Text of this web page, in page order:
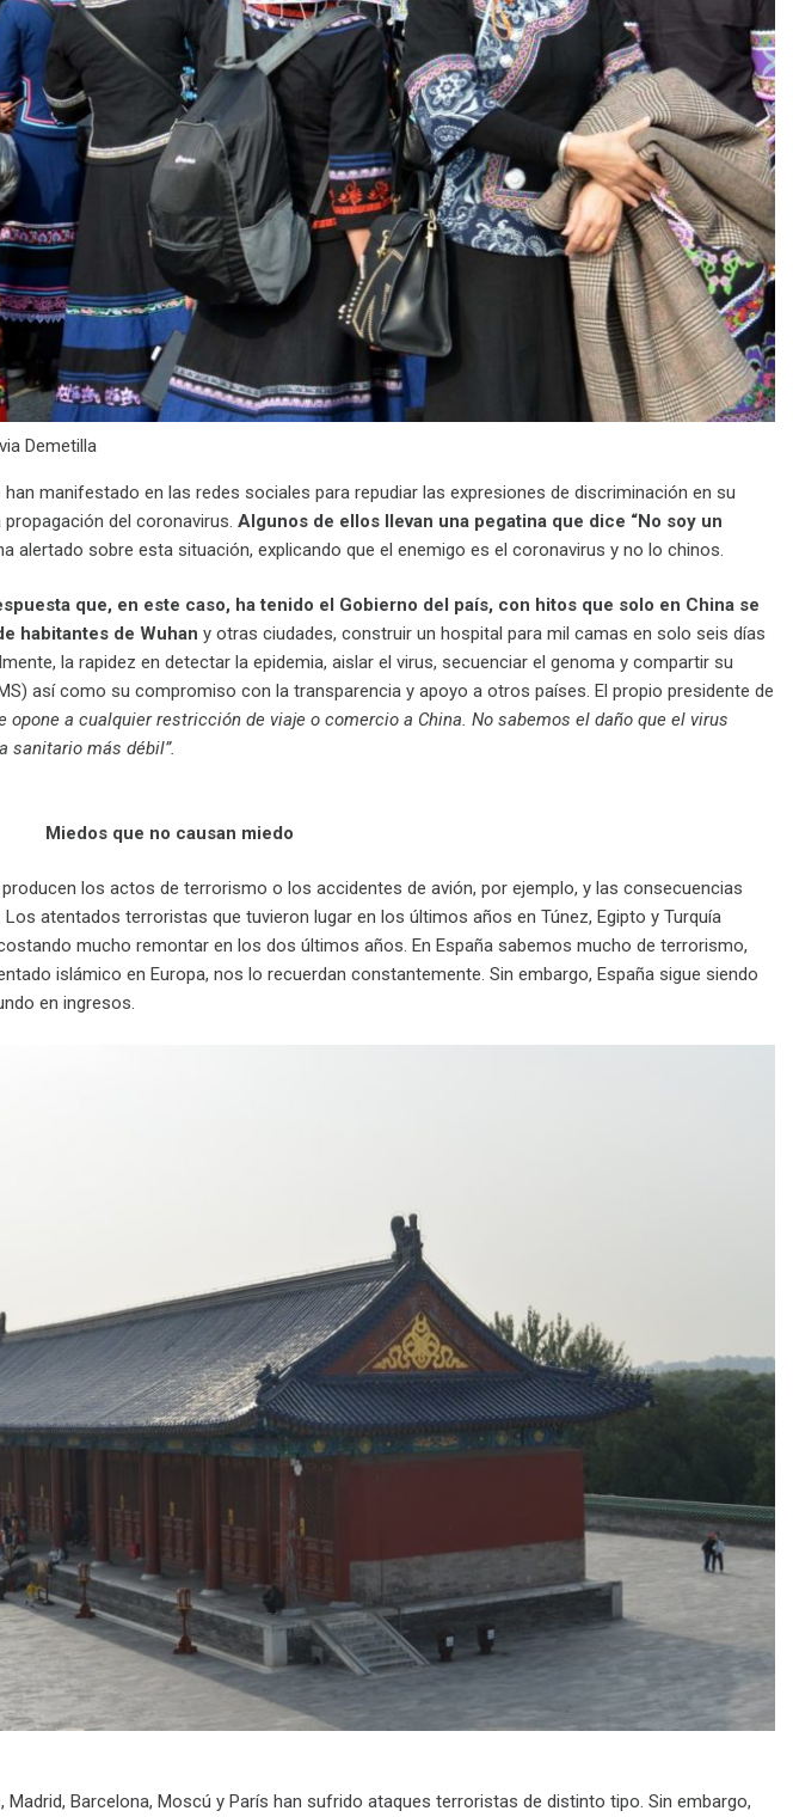
Demetilla
manifestado en las redes sociales para repudiar las expresiones de discriminación en su
del coronavirus. Algunos de ellos llevan una pegatina que dice “No soy un
alertado sobre esta situación, explicando que el enemigo es el coronavirus y no lo chinos.
que, en este caso, ha tenido el Gobierno del país, con hitos que solo en China se
habitantes de Wuhan y otras ciudades, construir un hospital para mil camas en solo seis días
la rapidez en detectar la epidemia, aislar el virus, secuenciar el genoma y compartir su
así como su compromiso con la transparencia y apoyo a otros países. El propio presidente de
opone a cualquier restricción de viaje o comercio a China. No sabemos el daño que el virus
sanitario más débil”.
Miedos que no causan miedo
los actos de terrorismo o los accidentes de avión, por ejemplo, y las consecuencias
atentados terroristas que tuvieron lugar en los últimos años en Túnez, Egipto y Turquía
mucho remontar en los dos últimos años. En España sabemos mucho de terrorismo,
islámico en Europa, nos lo recuerdan constantemente. Sin embargo, España sigue siendo
en ingresos.
Barcelona, Moscú y París han sufrido ataques terroristas de distinto tipo. Sin embargo,